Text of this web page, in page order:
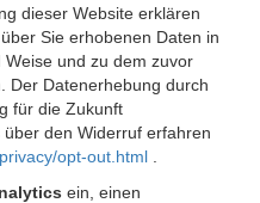
dieser Website erklären
Sie erhobenen Daten in
und zu dem zuvor
Der Datenerhebung durch
für die Zukunft
den Widerruf erfahren
opt-out.html
ein, einen